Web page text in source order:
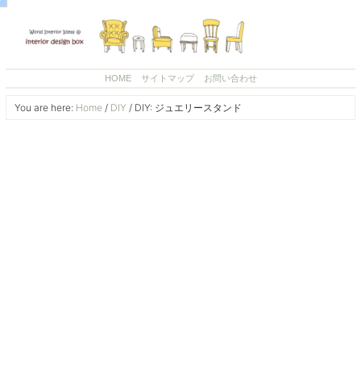
HOME サイトマップ お問い合わせ
You are here: Home / DIY /DIY: ジュエリースタンド